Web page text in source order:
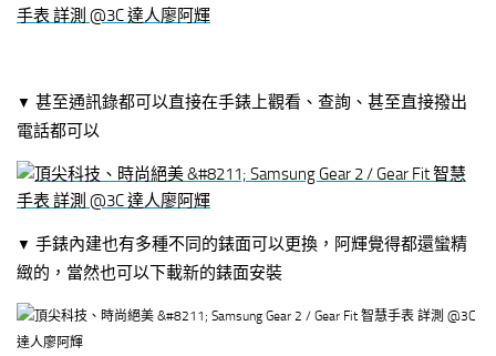
▼ 甚至通訊錄都可以直接在手錶上觀看、查詢、甚至直接撥出
電話都可以
▼ 手錶內建也有多種不同的錶面可以更換，阿輝覺得都還蠻精
緻的，當然也可以下載新的錶面安裝